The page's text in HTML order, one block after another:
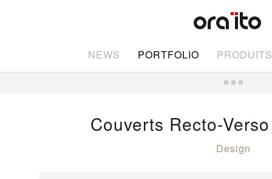
NEWS PORTFOLIO PRODUITS
Couverts Recto-
Design